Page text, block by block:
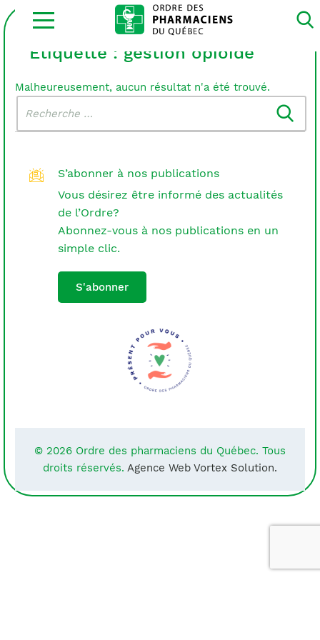
Ouvrir
la
site
Étiquette : gestion opioide
Malheureusement, aucun résultat n'a été trouvé.
dans
le
S’abonner à nos publications
Vous désirez être informé des actualités
de l’Ordre?
Abonnez-vous à nos publications en un
simple clic.
S'abonner
© 2026 Ordre des pharmaciens du Québec. Tous
droits réservés. Agence Web Vortex Solution.